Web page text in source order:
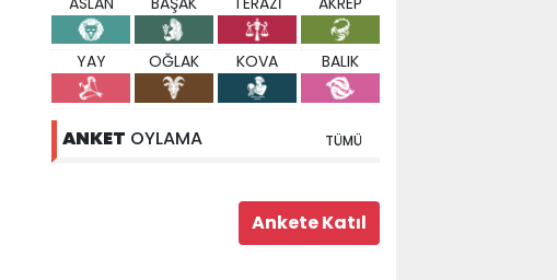
YAY OĞLAK KOVA BALIK
ANKET OYLAMA TÜMÜ